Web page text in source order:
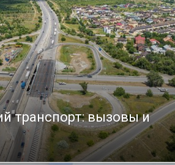
транспорт: вызовы и